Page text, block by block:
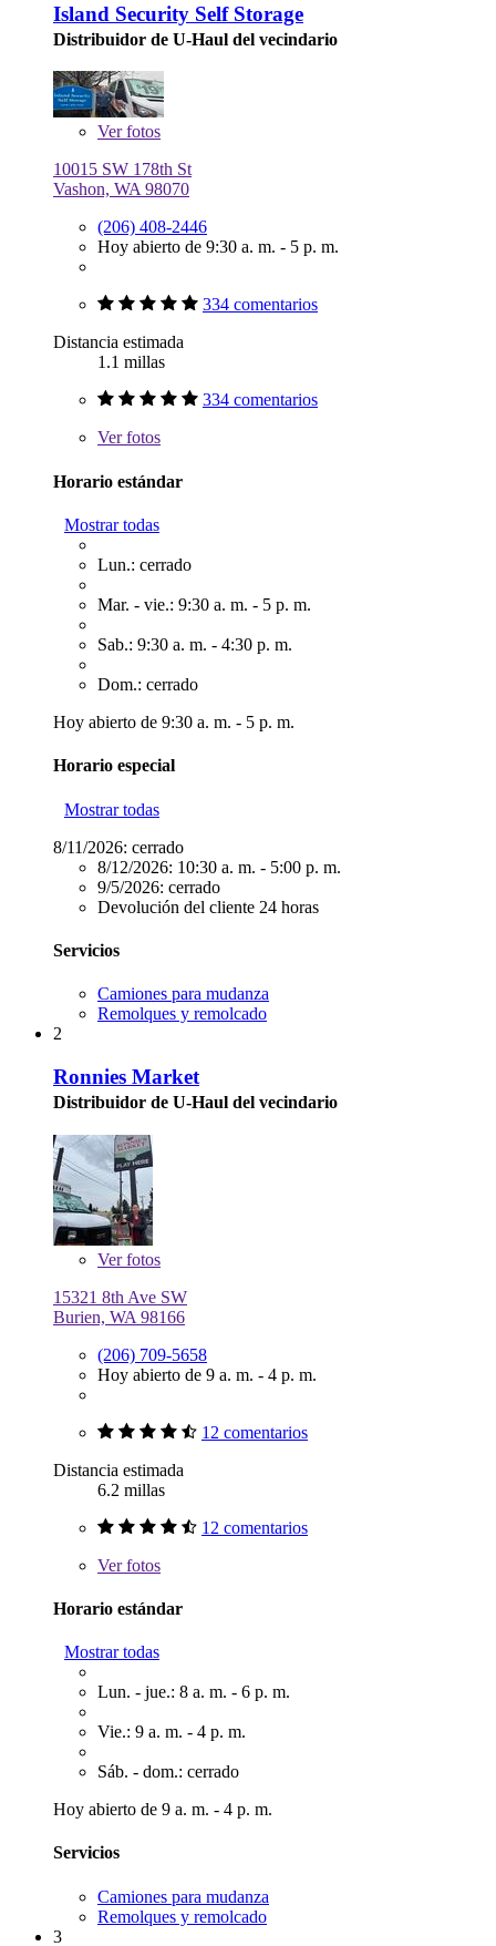
Island Security Self Storage
Distribuidor de U-Haul del vecindario
Verfotos
10015 SW 178th St
Vashon, WA 98070
(206) 408-2446
Hoy abierto de 9:30 a. m. - 5 p. m.
334 comentarios
Distancia estimada
1.1 millas
334 comentarios
Verfotos
Horario estándar
Mostrar todas
Lun.: cerrado
Mar. - vie.: 9:30 a. m. - 5 p. m.
Sab.: 9:30 a. m. - 4:30 p. m.
Dom.: cerrado
Hoy abierto de 9:30 a. m. - 5 p. m.
Horario especial
Mostrar todas
8/11/2026: cerrado
8/12/2026: 10:30 a. m. - 5:00 p. m.
9/5/2026: cerrado
Devolución del cliente 24 horas
Servicios
Camiones para mudanza
Remolques y remolcado
2
Ronnies Market
Distribuidor de U-Haul del vecindario
Verfotos
15321 8th Ave SW
Burien, WA 98166
(206) 709-5658
Hoy abierto de 9 a. m. - 4 p. m.
12 comentarios
Distancia estimada
6.2 millas
12 comentarios
Verfotos
Horario estándar
Mostrar todas
Lun. - jue.: 8 a. m. - 6 p. m.
Vie.: 9 a. m. - 4 p. m.
Sáb. - dom.: cerrado
Hoy abierto de 9 a. m. - 4 p. m.
Servicios
Camiones para mudanza
Remolques y remolcado
3